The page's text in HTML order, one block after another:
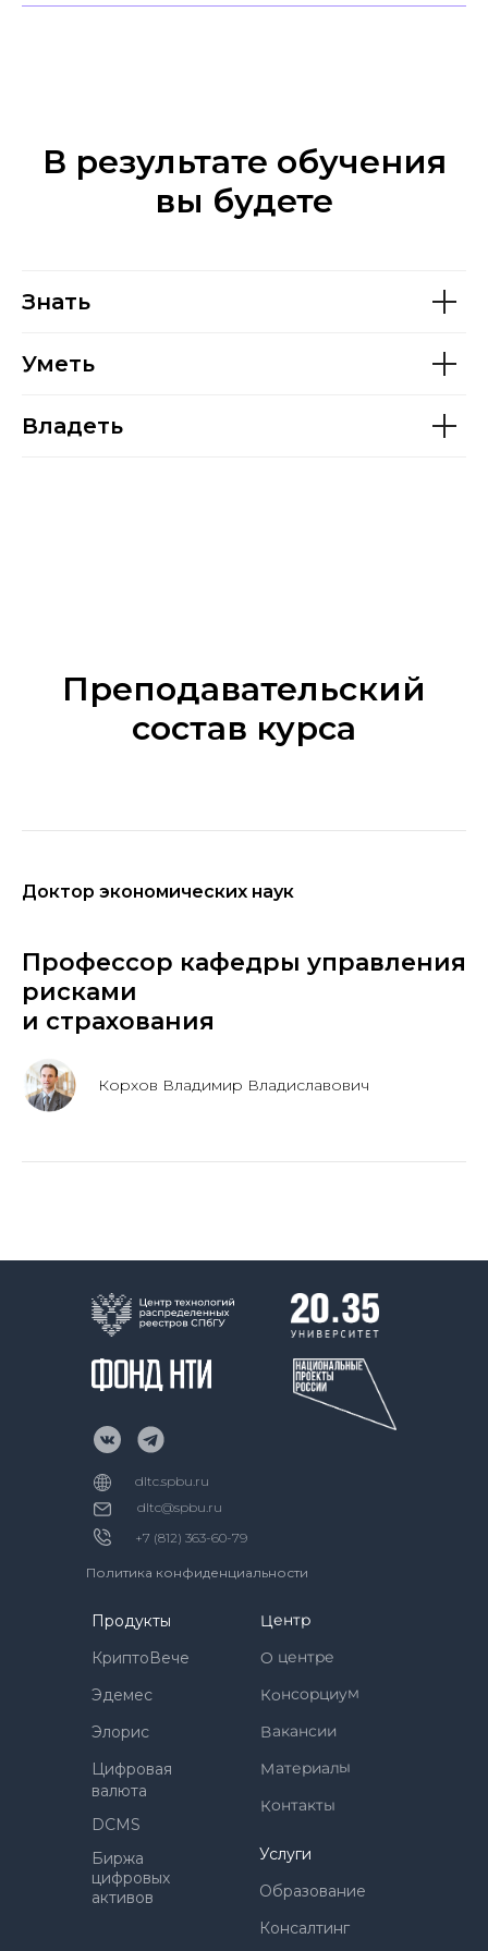
В результате обучения
вы будете
Знать
Уметь
Владеть
Преподавательский
состав курса
Доктор экономических наук
Профессор кафедры управления
рисками
и страхования
Корхов Владимир Владиславович
Продукты
Услуги
Центр
КриптоВече
Образование
О центре
Эдемес
Консалтинг
Консорциум
Вакансии
Материалы
Контакты
dltc.spbu.ru
+7 (812) 363-60-79
dltc@spbu.ru
Политика конфиденциальности
Элорис
Цифровая
валюта
DCMS
Биржа
цифровых
активов